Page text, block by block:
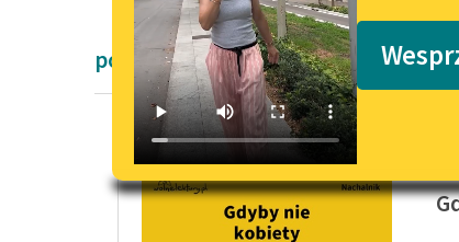
powieści kryminalne